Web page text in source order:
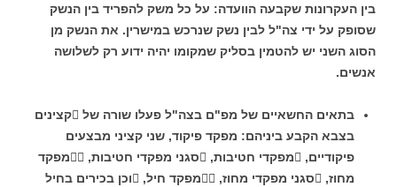
בין העקרונות שקבעה הוועדה: על כל משק להפריד בין הנשק
שסופק על ידי צה"ל לבין נשק שנרכש במישרין. את הנשק מן
הסוג השני יש להטמין בסליק שמקומו יהיה ידוע רק לשלושה
אנשים.
בתאים החשאיים של מפ"ם בצה"ל פעלו שורה של קצינים
בצבא הקבע ביניהם: מפקד פיקוד, שני קציני מבצעים
פיקודיים, מפקדי חטיבות, סגני מפקדי חטיבות, מפקד
מחוז, סגני מפקדי מחוז, מפקד חיל, וכן בכירים בחיל